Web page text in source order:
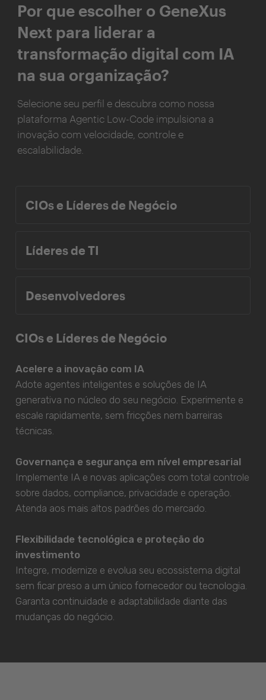
Por que escolher o GeneXus
Next para liderar a
transformação digital com IA
na sua organização?
Selecione seu perfil e descubra como nossa
plataforma Agentic Low-Code impulsiona a
inovação com velocidade, controle e
escalabilidade.
CIOs e Líderes de Negócio
Líderes de TI
Desenvolvedores
CIOs e Líderes de Negócio
Acelere a inovação com IA
Adote agentes inteligentes e soluções de IA
generativa no núcleo do seu negócio. Experimente e
escale rapidamente, sem fricções nem barreiras
técnicas.
Governança e segurança em nível empresarial
Implemente IA e novas aplicações com total controle
sobre dados, compliance, privacidade e operação.
Atenda aos mais altos padrões do mercado.
Flexibilidade tecnológica e proteção do
investimento
Integre, modernize e evolua seu ecossistema digital
sem ficar preso a um único fornecedor ou tecnologia.
Garanta continuidade e adaptabilidade diante das
mudanças do negócio.